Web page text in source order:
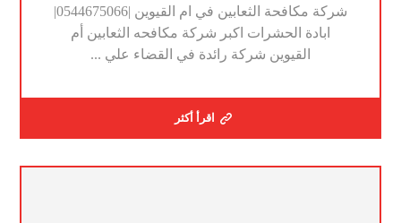
شركة مكافحة الثعابين في ام القيوين |0544675066|
ابادة الحشرات اكبر شركة مكافحه الثعابين أم
القيوين شركة رائدة في القضاء علي ...
اقرأ أكثر